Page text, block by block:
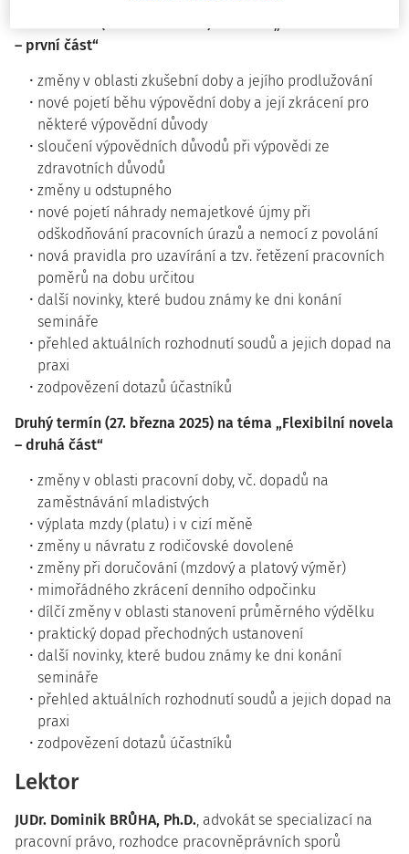
– první část“
změny v oblasti zkušební doby a jejího prodlužování
nové pojetí běhu výpovědní doby a její zkrácení pro
některé výpovědní důvody
sloučení výpovědních důvodů při výpovědi ze
zdravotních důvodů
změny u odstupného
nové pojetí náhrady nemajetkové újmy při
odškodňování pracovních úrazů a nemocí z povolání
nová pravidla pro uzavírání a tzv. řetězení pracovních
poměrů na dobu určitou
další novinky, které budou známy ke dni konání
semináře
přehled aktuálních rozhodnutí soudů a jejich dopad na
praxi
zodpovězení dotazů účastníků
Druhý termín (27. března 2025) na téma „Flexibilní novela
– druhá část“
změny v oblasti pracovní doby, vč. dopadů na
zaměstnávání mladistvých
výplata mzdy (platu) i v cizí měně
změny u návratu z rodičovské dovolené
změny při doručování (mzdový a platový výměr)
mimořádného zkrácení denního odpočinku
dílčí změny v oblasti stanovení průměrného výdělku
praktický dopad přechodných ustanovení
další novinky, které budou známy ke dni konání
semináře
přehled aktuálních rozhodnutí soudů a jejich dopad na
praxi
zodpovězení dotazů účastníků
Lektor
JUDr. Dominik BRŮHA, Ph.D., advokát se specializací na
pracovní právo, rozhodce pracovněprávních sporů